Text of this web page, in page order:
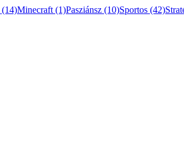
(14)Minecraft (1)Pasziánsz (10)Sportos (42)